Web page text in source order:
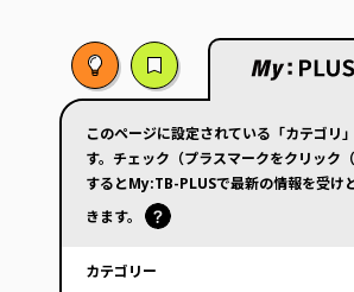
このページに設定されている「カテゴリ
す。チェック（プラスマークをクリック
するとMy:TB-PLUSで最新の情報を受け
きます。
カテゴリー